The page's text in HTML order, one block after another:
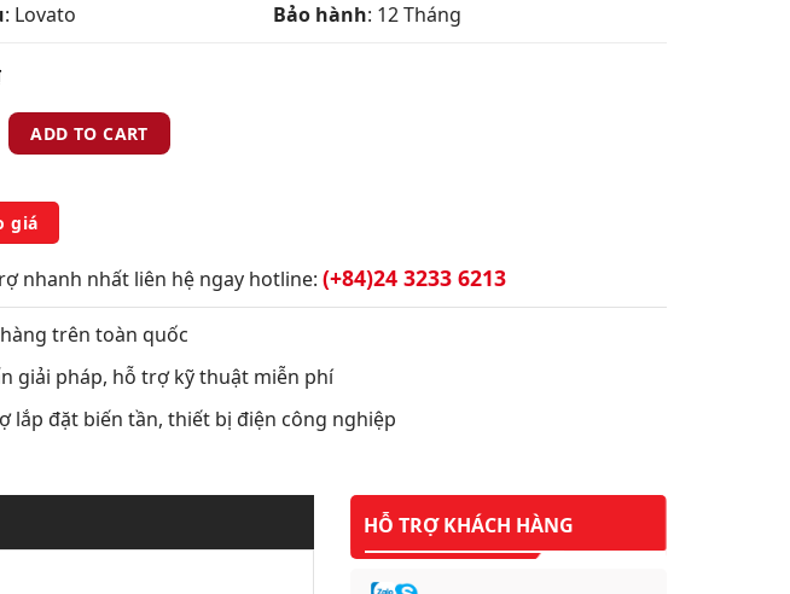
: Lovato Bảo hành: 12 Tháng
ADD TO CART
giá
nhanh nhất liên hệ ngay hotline: (+84)24 3233 6213
trên toàn quốc
giải pháp, hỗ trợ kỹ thuật miễn phí
lắp đặt biến tần, thiết bị điện công nghiệp
HỖ TRỢ KHÁCH HÀNG